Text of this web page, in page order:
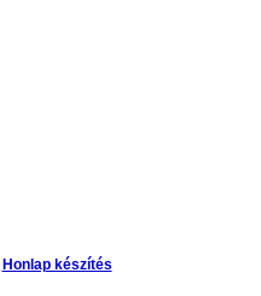
Honlap készítés